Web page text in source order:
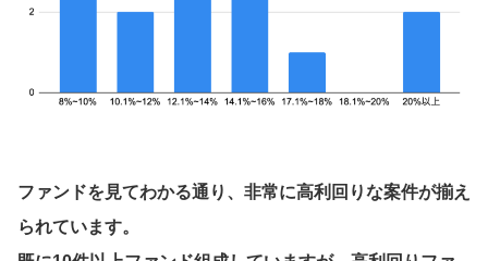
ファンドを見てわかる通り、非常に高利回りな案件が揃え
られています。